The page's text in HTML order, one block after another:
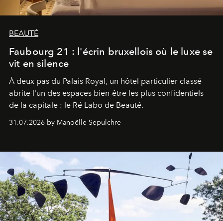
BEAUTÉ
Faubourg 21 : l'écrin bruxellois où le luxe se
vit en silence
À deux pas du Palais Royal, un hôtel particulier classé
abrite l'un des espaces bien-être les plus confidentiels
de la capitale : le Ré Labo de Beauté.
31.07.2026 by Manoëlle Sepulchre